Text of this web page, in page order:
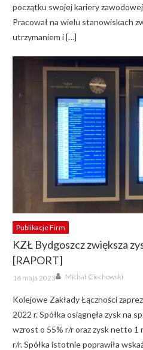
początku swojej kariery
Pracował na wielu stanowiskach
utrzymaniem i […]
Publikacje Firm
KZŁ Bydgoszcz zwiększa
[RAPORT]
Posted
on
16 maja 2023 Author
Michał Ciechowski
Kolejowe Zakłady Łączności
2022 r. Spółka osiągnęła zysk na
wzrost o 55% r/r oraz zysk netto 1
r/r. Spółka istotnie poprawiła